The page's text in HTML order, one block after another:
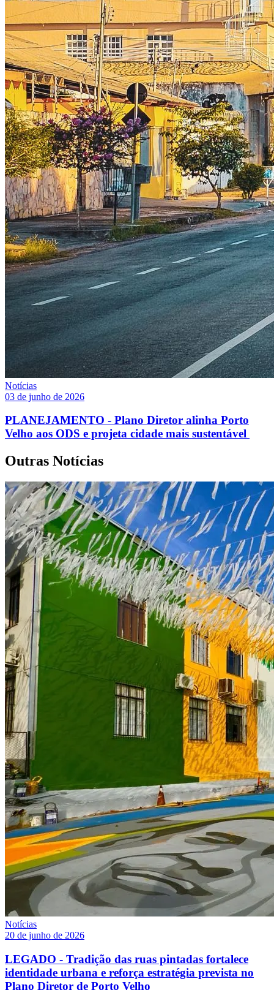
Notícias
03 de junho de 2026
PLANEJAMENTO - Plano Diretor alinha Porto
Velho aos ODS e projeta cidade mais sustentável
Outras Notícias
Notícias
20 de junho de 2026
LEGADO - Tradição das ruas pintadas fortalece
identidade urbana e reforça estratégia prevista no
Plano Diretor de Porto Velho